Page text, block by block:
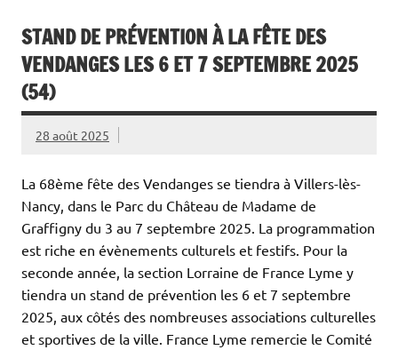
STAND DE PRÉVENTION À LA FÊTE DES
VENDANGES LES 6 ET 7 SEPTEMBRE 2025
(54)
28 août 2025
La 68ème fête des Vendanges se tiendra à Villers-lès-
Nancy, dans le Parc du Château de Madame de
Graffigny du 3 au 7 septembre 2025. La programmation
est riche en évènements culturels et festifs. Pour la
seconde année, la section Lorraine de France Lyme y
tiendra un stand de prévention les 6 et 7 septembre
2025, aux côtés des nombreuses associations culturelles
et sportives de la ville. France Lyme remercie le Comité